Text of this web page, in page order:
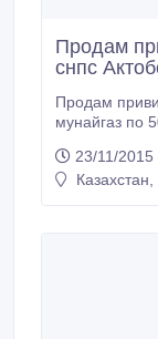
Продам
снпс
Продам
мунайгаз по
23/11/2015